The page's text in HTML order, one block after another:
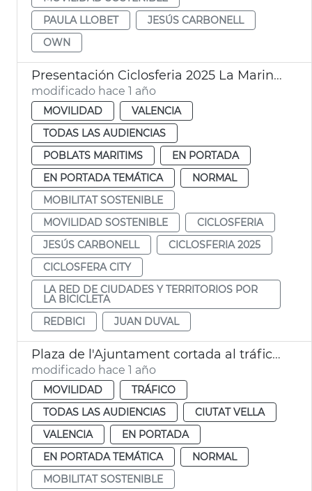
PAULA LLOBET
JESÚS CARBONELL
OWN
Presentación Ciclosferia 2025 La Marina Ayuntamiento València
modificado hace 1 año
MOVILIDAD
VALENCIA
TODAS LAS AUDIENCIAS
POBLATS MARITIMS
EN PORTADA
EN PORTADA TEMÁTICA
NORMAL
MOBILITAT SOSTENIBLE
MOVILIDAD SOSTENIBLE
CICLOSFERIA
JESÚS CARBONELL
CICLOSFERIA 2025
CICLOSFERA CITY
LA RED DE CIUDADES Y TERRITORIOS POR
LA BICICLETA
REDBICI
JUAN DUVAL
Plaza de l'Ajuntament cortada al tráfico por Navidad
modificado hace 1 año
MOVILIDAD
TRÁFICO
TODAS LAS AUDIENCIAS
CIUTAT VELLA
VALENCIA
EN PORTADA
EN PORTADA TEMÁTICA
NORMAL
MOBILITAT SOSTENIBLE